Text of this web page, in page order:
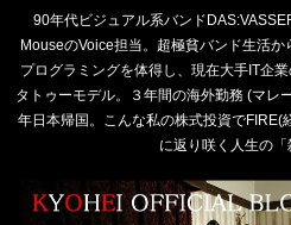
90年代ビジュアル系バンド
MouseのVoice担当。超極貧バンド生活
プログラミングを体得し、現在大手IT企
タトゥーモデル。３年間の海外勤務 (マレ
年日本帰国。こんな私の株式投資でFIRE(
に返り咲く人生の「